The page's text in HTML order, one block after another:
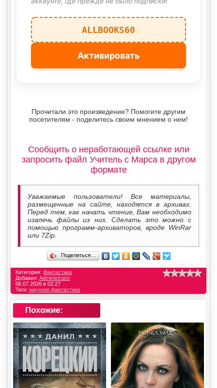
ALLBOOKS60
Активировать
Прочитали это произведение? Помогите другим
посетителям - поделитесь своим мнением о нем!
Сообщить о неработающей ссылке или
запросить файл Учитель с Марса в другом
формате
Уважаемые пользователи! Все материалы,
размещенные на сайте, находятся в архивах.
Перед тем, как начать чтение, Вам необходимо
извлечь файлы из них. Сделать это можно с
помощью программ-архиваторов, вроде WinRar
или 7Zip.
Поделиться…
Категория: Фантастика
Добавил: Administrator
06.07.2026 в 02:27
Теги: научная фантастика
Похожие: